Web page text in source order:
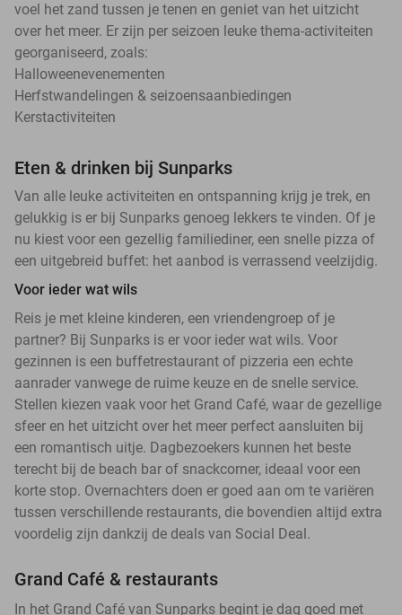
voel het zand tussen je tenen en geniet van het uitzicht
over het meer. Er zijn per seizoen leuke thema-activiteiten
georganiseerd, zoals:
Halloweenevenementen
Herfstwandelingen & seizoensaanbiedingen
Kerstactiviteiten
Eten & drinken bij Sunparks
Van alle leuke activiteiten en ontspanning krijg je trek, en
gelukkig is er bij Sunparks genoeg lekkers te vinden. Of je
nu kiest voor een gezellig familiediner, een snelle pizza of
een uitgebreid buffet: het aanbod is verrassend veelzijdig.
Voor ieder wat wils
Reis je met kleine kinderen, een vriendengroep of je
partner? Bij Sunparks is er voor ieder wat wils. Voor
gezinnen is een buffetrestaurant of pizzeria een echte
aanrader vanwege de ruime keuze en de snelle service.
Stellen kiezen vaak voor het Grand Café, waar de gezellige
sfeer en het uitzicht over het meer perfect aansluiten bij
een romantisch uitje. Dagbezoekers kunnen het beste
terecht bij de beach bar of snackcorner, ideaal voor een
korte stop. Overnachters doen er goed aan om te variëren
tussen verschillende restaurants, die bovendien altijd extra
voordelig zijn dankzij de deals van Social Deal.
Grand Café & restaurants
In het Grand Café van Sunparks begint je dag goed met